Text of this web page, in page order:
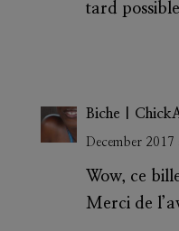
tard
Biche |
December
Wow, ce
Merci de